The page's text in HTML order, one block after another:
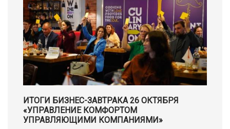
ИТОГИ БИЗНЕС-ЗАВТРАКА 26 ОКТЯБРЯ
«УПРАВЛЕНИЕ КОМФОРТОМ
УПРАВЛЯЮЩИМИ КОМПАНИЯМИ»